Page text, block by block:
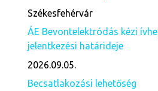
Székesfehérvár
ÁE Bevontelektródás kézi
jelentkezési határideje
2026.09.05.
Becsatlakozási lehetőség